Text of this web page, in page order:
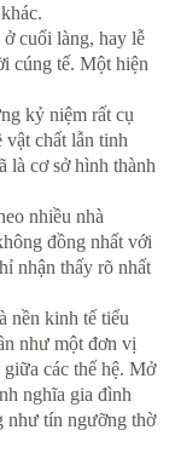
cuối làng, hay lễ
cúng tế. Một hiện
kỷ niệm rất cụ
vật chất lẫn tinh
là cơ sở hình thành
nhiều nhà
đồng nhất với
nhận thấy rõ nhất
nền kinh tế tiểu
như một đơn vị
các thế hệ. Mở
nghĩa gia đình
như tín ngưỡng thờ